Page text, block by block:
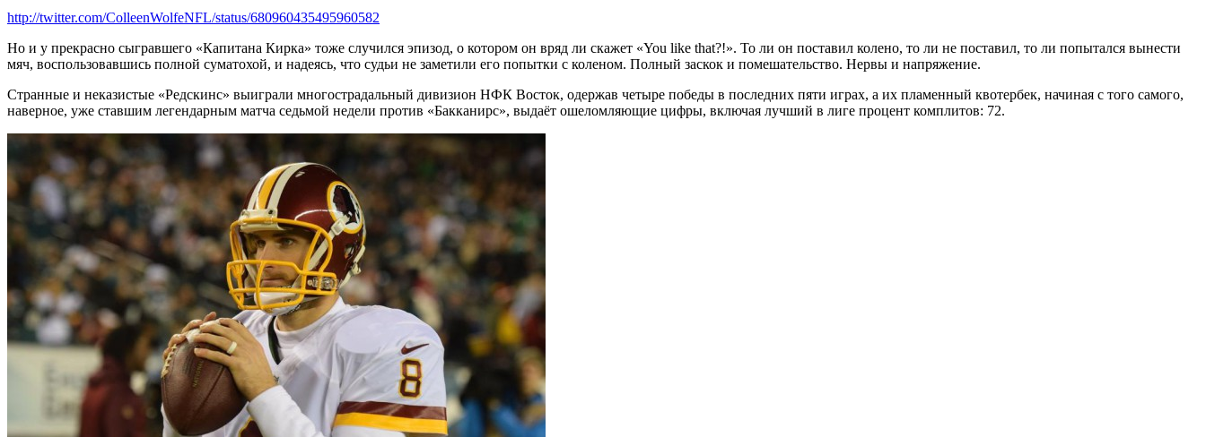
http://twitter.com/ColleenWolfeNFL/status/680960435495960582
Но и у прекрасно сыгравшего «Капитана Кирка» тоже случился эпизод, о котором он вряд ли скажет «You like that?!». То ли он поставил колено, то ли не поставил, то ли попытался вынести
мяч, воспользовавшись полной суматохой, и надеясь, что судьи не заметили его попытки с коленом. Полный заскок и помешательство. Нервы и напряжение.
Странные и неказистые «Редскинс» выиграли многострадальный дивизион НФК Восток, одержав четыре победы в последних пяти играх, а их пламенный квотербек, начиная с того самого,
наверное, уже ставшим легендарным матча седьмой недели против «Бакканирс», выдаёт ошеломляющие цифры, включая лучший в лиге процент комплитов: 72.